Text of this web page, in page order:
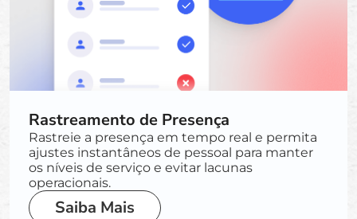
Rastreamento de Presença
Rastreie a presença em tempo real e permita
ajustes instantâneos de pessoal para manter
os níveis de serviço e evitar lacunas
operacionais.
Saiba Mais